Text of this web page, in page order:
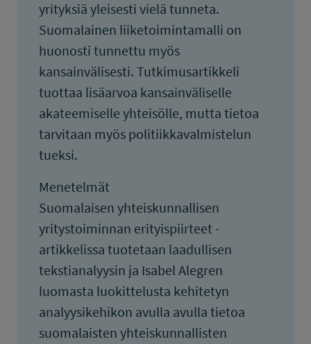
yrityksiä yleisesti vielä tunneta.
Suomalainen liiketoimintamalli on
huonosti tunnettu myös
kansainvälisesti. Tutkimusartikkeli
tuottaa lisäarvoa kansainväliselle
akateemiselle yhteisölle, mutta tietoa
tarvitaan myös politiikkavalmistelun
tueksi.
Menetelmät
Suomalaisen yhteiskunnallisen
yritystoiminnan erityispiirteet -
artikkelissa tuotetaan laadullisen
tekstianalyysin ja Isabel Alegren
luomasta luokittelusta kehitetyn
analyysikehikon avulla avulla tietoa
suomalaisten yhteiskunnallisten